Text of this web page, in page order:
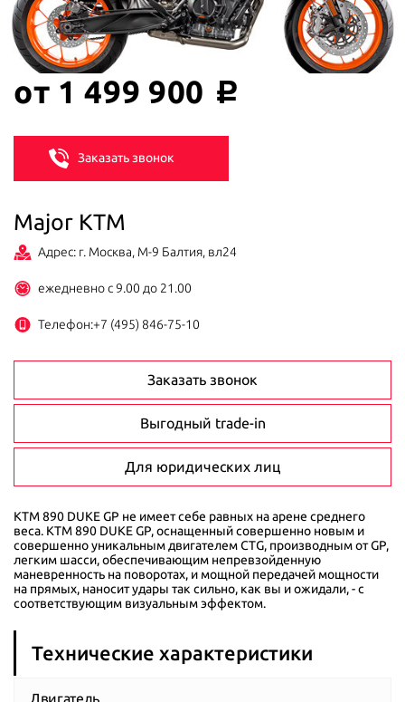
от 1 499 900 c
Заказать звонок
Major KTM
Адрес: г. Москва, М-9 Балтия, вл24
ежедневно с 9.00 до 21.00
Телефон:+7 (495) 846-75-10
Заказать звонок
Выгодный trade-in
Для юридических лиц
KTM 890 DUKE GP не имеет себе равных на арене среднего
веса. KTM 890 DUKE GP, оснащенный совершенно новым и
совершенно уникальным двигателем CTG, производным от GP,
легким шасси, обеспечивающим непревзойденную
маневренность на поворотах, и мощной передачей мощности
на прямых, наносит удары так сильно, как вы и ожидали, - с
соответствующим визуальным эффектом.
Технические характеристики
Двигатель